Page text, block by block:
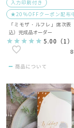
入力印刷付き
★20％OFFクーポン配布
「ミモザ・ルフレ」席次表
込）完成品オーダー
5.00 （ 1 ）
商品について